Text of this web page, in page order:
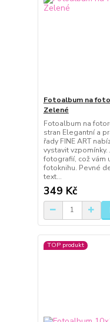
Fotoalbum na
Zelené
Fotoalbum na
stran Elegantní a
řady FINE ART
vystavit
fotografií, což vám
fotoknihu. Pevné
text...
349 Kč
TOP produkt